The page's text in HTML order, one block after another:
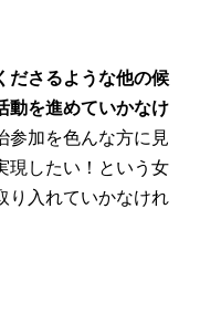
ださるような他の候
動を進めていかなけ
参加を色んな方に見
現したい！という女
り入れていかなけれ